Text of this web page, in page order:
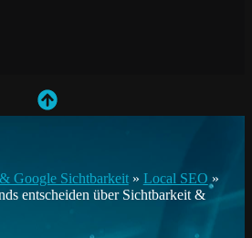
Google Sichtbarkeit » Local SEO »
entscheiden über Sichtbarkeit &